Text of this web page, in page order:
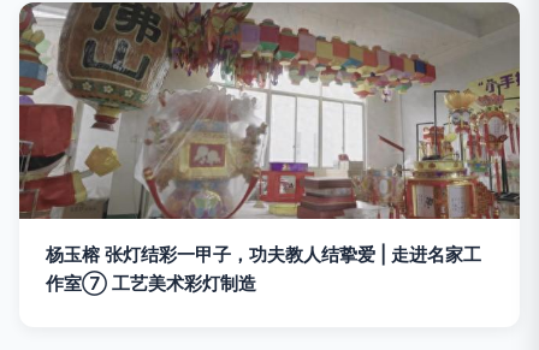
杨玉榕 张灯结彩一甲子，功夫教人结挚爱 | 走进名家工
作室⑦ 工艺美术彩灯制造